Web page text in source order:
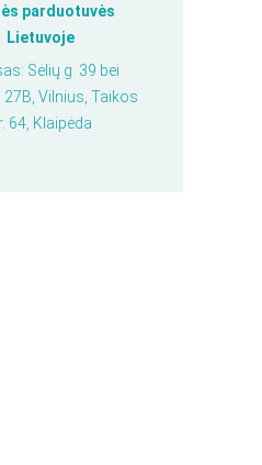
parduotuvės
Lietuvoje
Sėlių g. 39 bei
27B, Vilnius, Taikos
64, Klaipėda